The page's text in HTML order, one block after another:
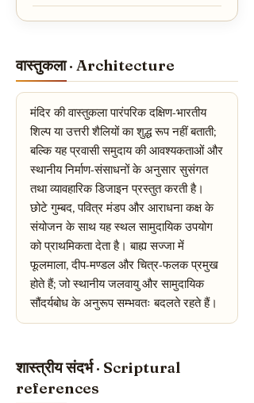
वास्तुकला · Architecture
मंदिर की वास्तुकला पारंपरिक दक्षिण-भारतीय
शिल्प या उत्तरी शैलियों का शुद्ध रूप नहीं बताती;
बल्कि यह प्रवासी समुदाय की आवश्यकताओं और
स्थानीय निर्माण-संसाधनों के अनुसार सुसंगत
तथा व्यावहारिक डिजाइन प्रस्तुत करती है।
छोटे गुम्बद, पवित्र मंडप और आराधना कक्ष के
संयोजन के साथ यह स्थल सामुदायिक उपयोग
को प्राथमिकता देता है। बाह्य सज्जा में
फूलमाला, दीप-मण्डल और चित्र-फलक प्रमुख
होते हैं; जो स्थानीय जलवायु और सामुदायिक
सौंदर्यबोध के अनुरूप सम्भवतः बदलते रहते हैं।
शास्त्रीय संदर्भ · Scriptural
references